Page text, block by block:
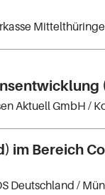
Aktuell GmbH /
im Bereich
Deutschland/